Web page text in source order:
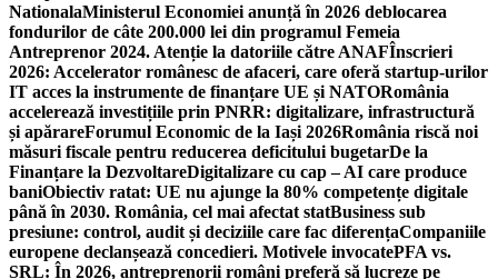
NationalaMinisterul Economiei anunță în 2026 deblocarea
fondurilor de câte 200.000 lei din programul Femeia
Antreprenor 2024. Atenție la datoriile către ANAFÎnscrieri
2026: Accelerator românesc de afaceri, care oferă startup-urilor
IT acces la instrumente de finanțare UE și NATORomânia
accelerează investițiile prin PNRR: digitalizare, infrastructură
și apărareForumul Economic de la Iași 2026România riscă noi
măsuri fiscale pentru reducerea deficitului bugetarDe la
Finanțare la DezvoltareDigitalizare cu cap – AI care produce
baniObiectiv ratat: UE nu ajunge la 80% competențe digitale
până în 2030. România, cel mai afectat statBusiness sub
presiune: control, audit și deciziile care fac diferențaCompaniile
europene declanșează concedieri. Motivele invocatePFA vs.
SRL: În 2026, antreprenorii români preferă să lucreze pe